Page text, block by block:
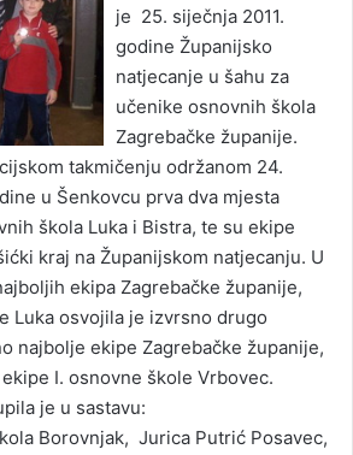
je 25. siječnja 2011.
godine Županijsko
natjecanje u šahu za
učenike osnovnih škola
Zagrebačke županije.
takmičenju održanom 24.
u Šenkovcu prva dva mjesta
škola Luka i Bistra, te su ekipe
kraj na Županijskom natjecanju. U
ekipa Zagrebačke županije,
Luka osvojila je izvrsno drugo
najbolje ekipe Zagrebačke županije,
I. osnovne škole Vrbovec.
je u sastavu:
Borovnjak, Jurica Putrić Posavec,